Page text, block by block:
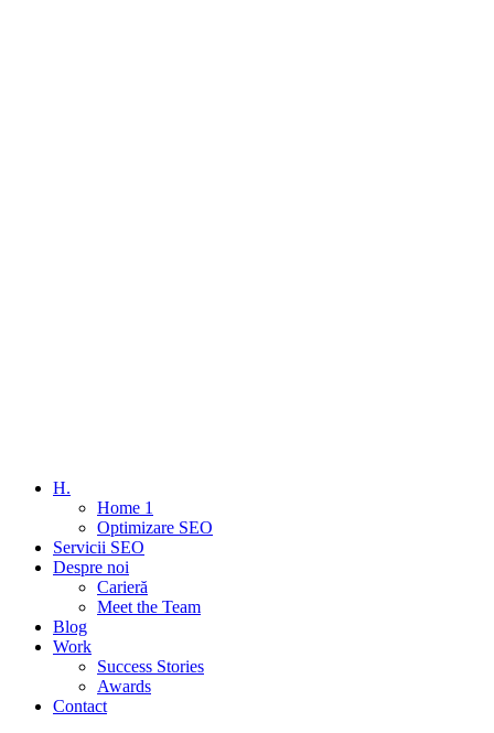
H.
Home 1
Optimizare SEO
Servicii SEO
Despre noi
Carieră
Meet the Team
Blog
Work
Success Stories
Awards
Contact